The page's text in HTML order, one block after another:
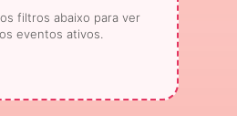
filtros abaixo para ver
eventos ativos.